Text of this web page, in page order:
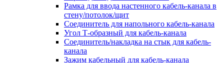
Рамка для ввода настенного кабель-канала в
стену/потолок/щит
Соединитель для напольного кабель-канала
Угол Т-образный для кабель-канала
Соединитель/накладка на стык для кабель-
канала
Зажим кабельный для кабель-канала